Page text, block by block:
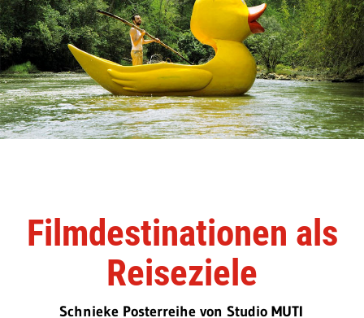
Filmdestinationen als
Reiseziele
Schnieke Posterreihe von Studio MUTI